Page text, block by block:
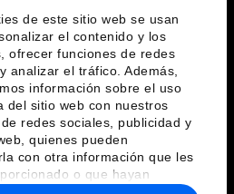
de este sitio web se usan
el contenido y los
ofrecer funciones de redes
analizar el tráfico. Además,
información sobre el uso
del sitio web con nuestros
redes sociales, publicidad y
quienes pueden
con otra información que les
o que hayan